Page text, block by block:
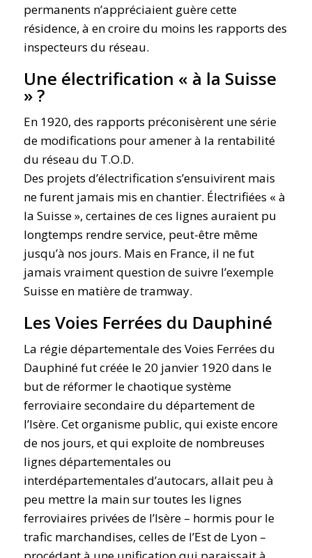
permanents n’appréciaient guère cette
résidence, à en croire du moins les rapports des
inspecteurs du réseau.
Une électrification « à la Suisse
» ?
En 1920, des rapports préconisèrent une série
de modifications pour amener à la rentabilité
du réseau du T.O.D.
Des projets d’électrification s’ensuivirent mais
ne furent jamais mis en chantier. Électrifiées « à
la Suisse », certaines de ces lignes auraient pu
longtemps rendre service, peut-être même
jusqu’à nos jours. Mais en France, il ne fut
jamais vraiment question de suivre l’exemple
Suisse en matière de tramway.
Les Voies Ferrées du Dauphiné
La régie départementale des Voies Ferrées du
Dauphiné fut créée le 20 janvier 1920 dans le
but de réformer le chaotique système
ferroviaire secondaire du département de
l’Isère. Cet organisme public, qui existe encore
de nos jours, et qui exploite de nombreuses
lignes départementales ou
interdépartementales d’autocars, allait peu à
peu mettre la main sur toutes les lignes
ferroviaires privées de l’Isère – hormis pour le
trafic marchandises, celles de l’Est de Lyon –